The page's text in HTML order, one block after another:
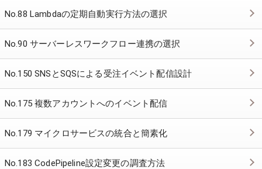
No.88 Lambdaの定期自動実行方法の選択
No.90 サーバーレスワークフロー連携の選択
No.150 SNSとSQSによる受注イベント配信設計
No.175 複数アカウントへのイベント配信
No.179 マイクロサービスの統合と簡素化
No.183 CodePipeline設定変更の調査方法